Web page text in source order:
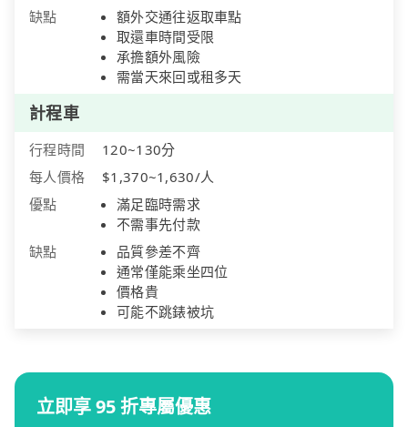
缺點
額外交通往返取車點
取還車時間受限
承擔額外風險
需當天來回或租多天
計程車
行程時間
120~130分
每人價格
$1,370~1,630/人
優點
滿足臨時需求
不需事先付款
缺點
品質參差不齊
通常僅能乘坐四位
價格貴
可能不跳錶被坑
立即享 95 折專屬優惠